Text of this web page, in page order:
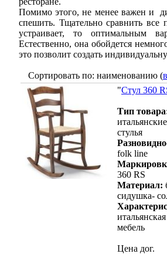
Помимо этого, не менее важен и
спешить. Тщательно сравнить
устраивает, то оптимальным
Естественно, она обойдется
это позволит создать
Сортировать по: наименованию (
"Стул 360
Тип
итальянские
стулья
folk line
360 RS
Материал:
сидушка-
итальянская
мебель
Цена дог.